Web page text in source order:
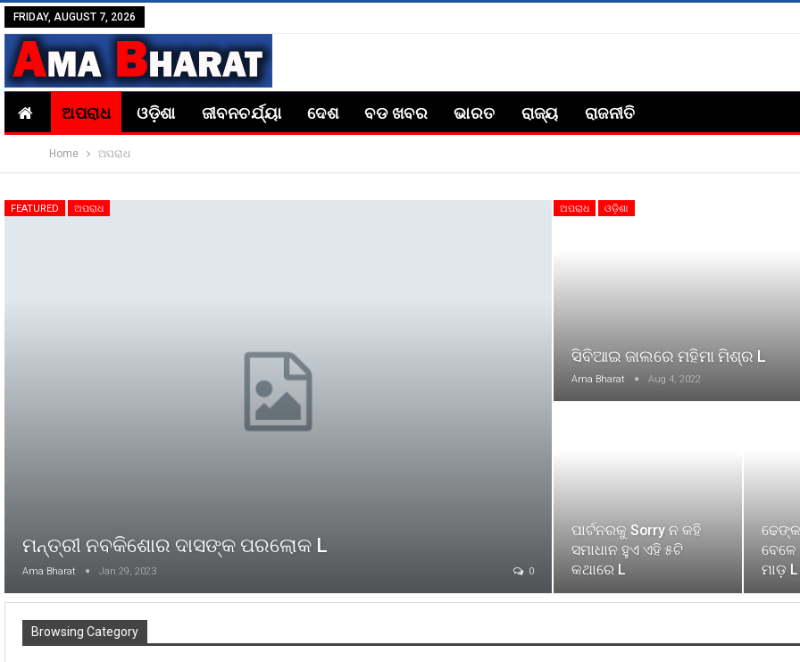
FRIDAY, AUGUST 7, 2026
ଅପରାଧ ଓଡ଼ିଶା ଜୀବନଚର୍ଯ୍ୟା ଦେଶ ବଡ ଖବର ଭାରତ ରାଜ୍ୟ ରାଜନୀତି
Home ଅପରାଧ
FEATURED ଅପରାଧ
ମନ୍ତ୍ରୀ ନବକିଶୋର ଦାସଙ୍କ ପରଲୋକ L
Ama Bharat Jan 29, 2023 0
ଅପରାଧ ଓଡ଼ିଶା
ସିବିଆଇ ଜାଲରେ ମହିମା ମିଶ୍ର L
Ama Bharat Aug 4, 2022
ପାର୍ଟନରକୁ Sorry ନ କହି
ସମାଧାନ ହୁଏ ଏହି ୫ଟି
କଥାରେ L
ମାଡ଼ L
Browsing Category